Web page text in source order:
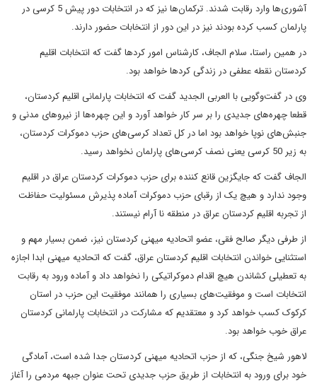
آشوری‌ها وارد رقابت شدند. ترکمان‌ها نیز که در انتخابات دور پیش 5 کرسی در
پارلمان کسب کرده بودند نیز در این دور از انتخابات حضور دارند.
در همین راستا، سلام الجاف، کارشناس امور کردها گفت که انتخابات اقلیم
کردستان نقطه عطفی در زندگی کردها خواهد بود.
وی در گفت‌وگویی با العربی الجدید گفت که انتخابات پارلمانی اقلیم کردستان،
قطعا چهره‌های جدیدی را بر سر کار خواهد آورد و این چهره‌ها از نیروهای مدنی و
جنبش‌های نوپا خواهد بود اما در کل تعداد کرسی‌های حزب دموکرات کردستان،
به زیر 50 کرسی یعنی نصف کرسی‌های پارلمان نخواهد رسید.
الجاف گفت که جایگزین قانع کننده برای حزب دموکرات کردستان عراق در اقلیم
وجود ندارد و هیچ یک از رقبای حزب دموکرات آماده پذیرش مسئولیت حفاظت
از تجربه اقلیم کردستان عراق در منطقه نا آرام نیستند.
از طرفی دیگر صالح فقی، عضو اتحادیه میهنی کردستان نیز، ضمن بسیار مهم و
استثنایی خواندن انتخابات اقلیم کردستان عراق، گفت که اتحادیه میهنی ابدا اجازه
به تعطیلی کشاندن هیچ اقدام دموکراتیکی را نخواهد داد و آماده ورود به رقابت
انتخابات است و موفقیت‌های بسیاری را همانند موفقیت این حزب در استان
کرکوک کسب خواهد کرد و معتقدیم که مشارکت در انتخابات پارلمانی کردستان
عراق خوب خواهد بود.
لاهور شیخ جنگی، که از حزب اتحادیه میهنی کردستان جدا شده است، آمادگی
خود برای ورود به انتخابات از طریق حزب جدیدی تحت عنوان جبهه مردمی را آغاز